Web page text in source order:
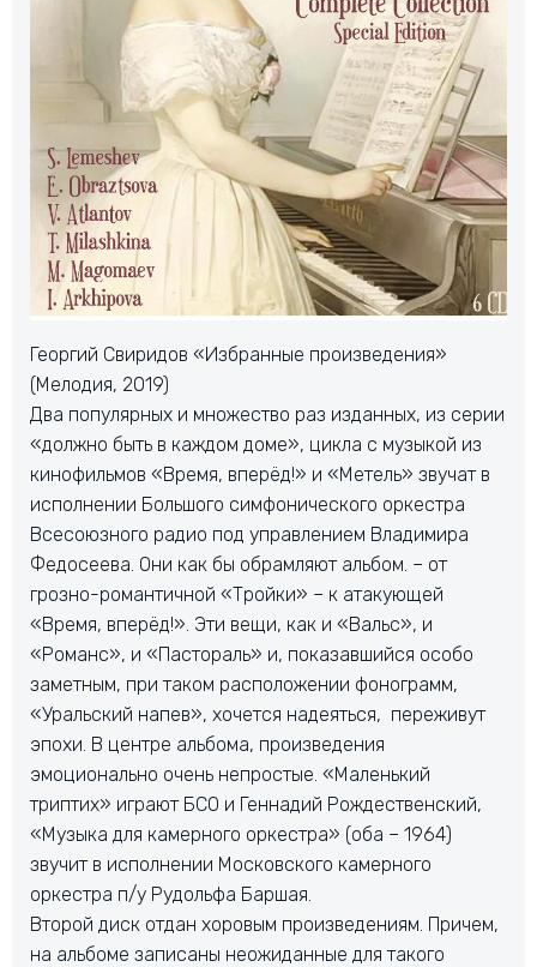
Георгий Свиридов «Избранные произведения»
(Мелодия, 2019)
Два популярных и множество раз изданных, из серии
«должно быть в каждом доме», цикла с музыкой из
кинофильмов «Время, вперёд!» и «Метель» звучат в
исполнении Большого симфонического оркестра
Всесоюзного радио под управлением Владимира
Федосеева. Они как бы обрамляют альбом. – от
грозно-романтичной «Тройки» – к атакующей
«Время, вперёд!». Эти вещи, как и «Вальс», и
«Романс», и «Пастораль» и, показавшийся особо
заметным, при таком расположении фонограмм,
«Уральский напев», хочется надеяться, переживут
эпохи. В центре альбома, произведения
эмоционально очень непростые. «Маленький
триптих» играют БСО и Геннадий Рождественский,
«Музыка для камерного оркестра» (оба – 1964)
звучит в исполнении Московского камерного
оркестра п/у Рудольфа Баршая.
Второй диск отдан хоровым произведениям. Причем,
на альбоме записаны неожиданные для такого